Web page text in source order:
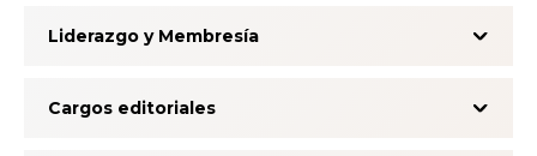
Liderazgo y Membresía
Cargos editoriales